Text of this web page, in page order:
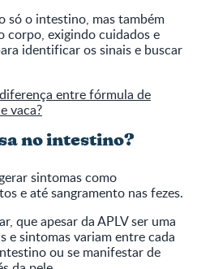
só o intestino, mas também
corpo, exigindo cuidados e
identificar os sinais e buscar
entre fórmula de
vaca?
no intestino?
sintomas como
e até sangramento nas fezes.
que apesar da APLV ser uma
e sintomas variam entre cada
ou se manifestar de